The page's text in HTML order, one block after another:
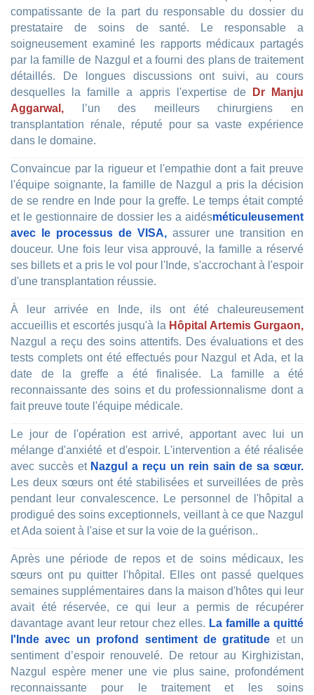
compatissante de la part du responsable du dossier du
prestataire de soins de santé. Le responsable a
soigneusement examiné les rapports médicaux partagés
par la famille de Nazgul et a fourni des plans de traitement
détaillés. De longues discussions ont suivi, au cours
desquelles la famille a appris l'expertise deDr Manju
Aggarwal, l’un des meilleurs chirurgiens en
transplantation rénale, réputé pour sa vaste expérience
dans le domaine.
Convaincue par la rigueur et l'empathie dont a fait preuve
l'équipe soignante, la famille de Nazgul a pris la décision
de se rendre en Inde pour la greffe. Le temps était compté
et le gestionnaire de dossier les a aidésméticuleusement
avec le processus de VISA, assurer une transition en
douceur. Une fois leur visa approuvé, la famille a réservé
ses billets et a pris le vol pour l'Inde, s'accrochant à l'espoir
d'une transplantation réussie.
À leur arrivée en Inde, ils ont été chaleureusement
accueillis et escortés jusqu'à la Hôpital Artemis Gurgaon,
Nazgul a reçu des soins attentifs. Des évaluations et des
tests complets ont été effectués pour Nazgul et Ada, et la
date de la greffe a été finalisée. La famille a été
reconnaissante des soins et du professionnalisme dont a
fait preuve toute l'équipe médicale.
Le jour de l'opération est arrivé, apportant avec lui un
mélange d'anxiété et d'espoir. L'intervention a été réalisée
avec succès et Nazgul a reçu un rein sain de sa sœur.
Les deux sœurs ont été stabilisées et surveillées de près
pendant leur convalescence. Le personnel de l'hôpital a
prodigué des soins exceptionnels, veillant à ce que Nazgul
et Ada soient à l'aise et sur la voie de la guérison..
Après une période de repos et de soins médicaux, les
sœurs ont pu quitter l'hôpital. Elles ont passé quelques
semaines supplémentaires dans la maison d'hôtes qui leur
avait été réservée, ce qui leur a permis de récupérer
davantage avant leur retour chez elles. La famille a quitté
l'Inde avec un profond sentiment de gratitude et un
sentiment d’espoir renouvelé. De retour au Kirghizistan,
Nazgul espère mener une vie plus saine, profondément
reconnaissante pour le traitement et les soins